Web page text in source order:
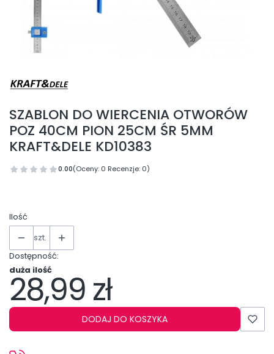
SZABLON DO WIERCENIA OTWORÓW
POZ 40CM PION 25CM ŚR 5MM
KRAFT&DELE KD10383
0.00(Oceny: 0 Recenzje: 0)
Ilość
szt.
Dostępność:
duża ilość
Cena
28,99 zł
DODAJ DO KOSZYKA